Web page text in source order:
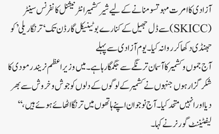
آزادی کا امرت مہوتسو منانے کے لیے شیر کشمیر انٹرنیشنل کانفرنس سینٹر
(SKICC) سے ڈل جھیل کے کنارے بوٹینیکل گارڈن تک ‘ترنگا ریلی’ کو
جھنڈی دکھا کر روانہ کیا۔ یوم آزادی سے پہلے
آج جموں و کشمیر کا آسمان ترنگے سے جگمگا رہا ہے۔ میں وزیر اعظم نریندر مودی کا
شکر گزار ہوں جنہوں نے کشمیر کے لوگوں کے دلوں کو جوش و خروش سے بھر
دیا اور انہیں متحد کیا۔ آج نوجوان اپنے ہاتھوں میں ترنگا اٹھائے ہوئے ہیں،‘‘
لیفٹیننٹ گورنر نے کہا۔